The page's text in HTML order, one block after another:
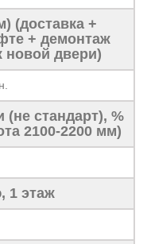
(доставка +
+ демонтаж
новой двери)
стандарт), %
2100-2200 мм)
1 этаж